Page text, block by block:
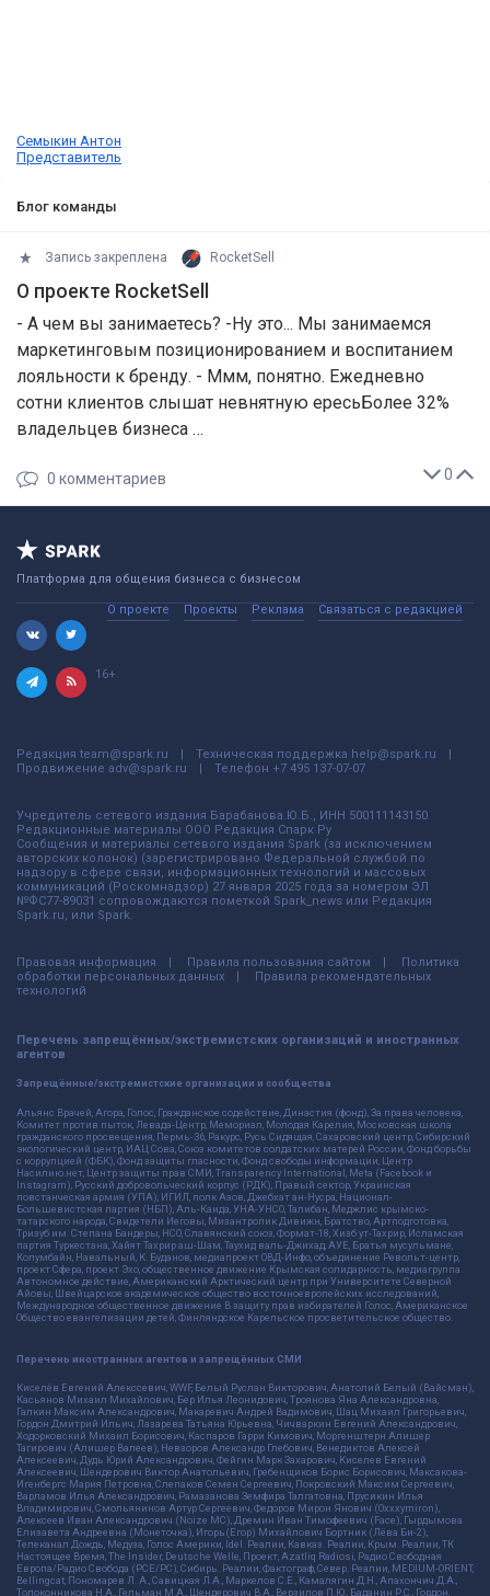
Семыкин Антон
Представитель
Блог команды
Запись закреплена RocketSell
О проекте RocketSell
- А чем вы занимаетесь? -Ну это... Мы занимаемся
маркетинговым позиционированием и воспитанием
лояльности к бренду. - Ммм, понятно. Ежедневно
сотни клиентов слышат невнятную ересьБолее 32%
владельцев бизнеса …
0
0 комментариев
Платформа для общения бизнеса с бизнесом
О проекте Проекты Реклама Связаться с редакцией
16+
Редакция team@spark.ru Техническая поддержка help@spark.ru
Продвижение adv@spark.ru Телефон +7 495 137-07-07
Учредитель сетевого издания Барабанова.Ю.Б., ИНН 500111143150
Редакционные материалы ООО Редакция Спарк Ру
Сообщения и материалы сетевого издания Spark (за исключением
авторских колонок) (зарегистрировано Федеральной службой по
надзору в сфере связи, информационных технологий и массовых
коммуникаций (Роскомнадзор) 27 января 2025 года за номером ЭЛ
№ФС77-89031 сопровождаются пометкой Spark_news или Редакция
Spark.ru, или Spark.
Правовая информация Правила пользования сайтом
Политика
обработки персональных данных
Правила рекомендательных
технологий
Перечень запрещённых/экстремистских организаций и иностранных
агентов
Запрещённые/экстремистские организации и сообщества
Альянс Врачей, Агора, Голос, Гражданское содействие, Династия (фонд), За права человека,
Комитет против пыток, Левада-Центр, Мемориал, Молодая Карелия, Московская школа
гражданского просвещения, Пермь-36, Ракурс, Русь Сидящая, Сахаровский центр, Сибирский
экологический центр, ИАЦ Сова, Союз комитетов солдатских матерей России, Фонд борьбы
с коррупцией (ФБК), Фонд защиты гласности, Фонд свободы информации, Центр
Насилию.нет, Центр защиты прав СМИ, Transparency International, Meta (Facebook и
Instagram), Русский добровольческий корпус (РДК), Правый сектор, Украинская
повстанческая армия (УПА), ИГИЛ, полк Азов, Джебхат ан-Нусра, Национал-
Большевистская партия (НБП), Аль-Каида, УНА-УНСО, Талибан, Меджлис крымско-
татарского народа, Свидетели Иеговы, Мизантропик Дивижн, Братство, Артподготовка,
Тризуб им. Степана Бандеры, НСО, Славянский союз, Формат-18, Хизб ут-Тахрир, Исламская
партия Туркестана, Хайят Тахрир аш-Шам, Таухид валь-Джихад, АУЕ, Братья мусульмане,
Колумбайн, Навальный, К. Буданов, медиапроект ОВД-Инфо, объединение Револьт-центр,
проект Сфера, проект Эхо, общественное движение Крымская солидарность, медиагруппа
Автономное действие, Американский Арктический центр при Университете Северной
Айовы, Швейцарское академическое общество восточноевропейских исследований,
Международное общественное движение В защиту прав избирателей Голос, Американское
Общество евангелизации детей, Финляндское Карельское просветительское общество.
Перечень иностранных агентов и запрещённых СМИ
Киселёв Евгений Алекссевич, WWF, Белый Руслан Викторович, Анатолий Белый (Вайсман),
Касьянов Михаил Михайлович, Бер Илья Леонидович, Троянова Яна Александровна,
Галкин Максим Александрович, Макаревич Андрей Вадимович, Шац Михаил Григорьевич,
Гордон Дмитрий Ильич, Лазарева Татьяна Юрьевна, Чичваркин Евгений Александрович,
Ходорковский Михаил Борисович, Каспаров Гарри Кимович, Моргенштерн Алишер
Тагирович (Алишер Валеев), Невзоров Александр Глебович, Венедиктов Алексей
Алексеевич, Дудь Юрий Александрович, Фейгин Марк Захарович, Киселев Евгений
Алексеевич, Шендерович Виктор Анатольевич, Гребенщиков Борис Борисович, Максакова-
Игенбергс Мария Петровна, Слепаков Семен Сергеевич, Покровский Максим Сергеевич,
Варламов Илья Александрович, Рамазанова Земфира Талгатовна, Прусикин Илья
Владимирович, Смольянинов Артур Сергеевич, Федоров Мирон Янович (Oxxxymiron),
Алексеев Иван Александрович (Noize MC), Дремин Иван Тимофеевич (Face), Гырдымова
Елизавета Андреевна (Монеточка), Игорь(Егор) Михайлович Бортник (Лёва Би-2),
Телеканал Дождь, Медуза, Голос Америки, Idel. Реалии, Кавказ. Реалии, Крым. Реалии, ТК
Настоящее Время, The Insider, Deutsche Welle, Проект, Azatliq Radiosi, Радио Свободная
Европа/Радио Свобода (PCE/PC), Сибирь. Реалии, Фактограф, Север. Реалии, MEDIUM-ORIENT,
Bellingcat, Пономарев Л. А., Савицкая Л.А., Маркелов С.Е., Камалягин Д.Н., Апахончич Д.А.,
Толоконникова Н.А., Гельман М.А., Шендерович В.А., Верзилов П.Ю., Баданин Р.С., Гордон,